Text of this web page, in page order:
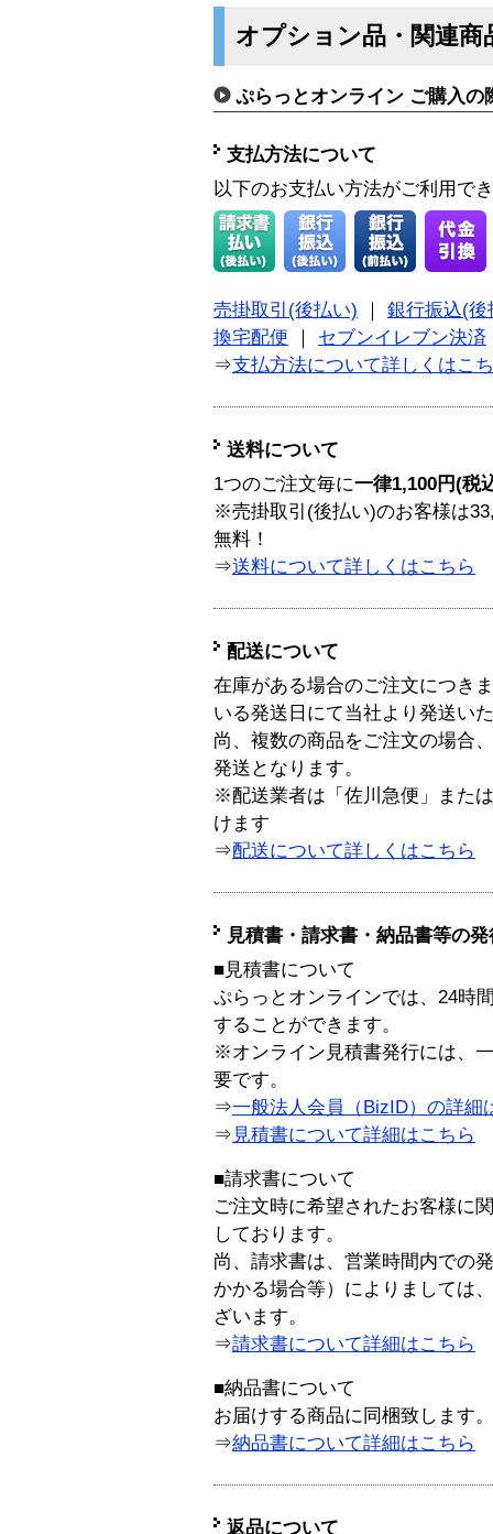
オプション品・関連商
ぷらっとオンライン ご購入の
支払方法について
以下のお支払い方法がご利用で
売掛取引(後払い)
銀行振込(後
換宅配便
セブンイレブン決済
⇒支払方法について詳しくはこ
送料について
1つのご注文毎に一律1,100円(税
※売掛取引(後払い)のお客様は
無料！
⇒送料について詳しくはこちら
配送について
在庫がある場合のご注文につき
いる発送日にて当社より発送い
尚、複数の商品をご注文の場合
発送となります。
※配送業者は「佐川急便」また
けます
⇒配送について詳しくはこちら
見積書・請求書・納品書等の
■見積書について
ぷらっとオンラインでは、24時
することができます。
※オンライン見積書発行には、
要です。
⇒一般法人会員（BizID）の詳細
⇒ 見積書について詳細はこちら
■請求書について
ご注文時に希望されたお客様に
しております。
尚、請求書は、営業時間内での
かかる場合等）によりましては
ざいます。
⇒請求書について詳細はこちら
■納品書について
お届けする商品に同梱致します。
⇒納品書について詳細はこちら
返品について